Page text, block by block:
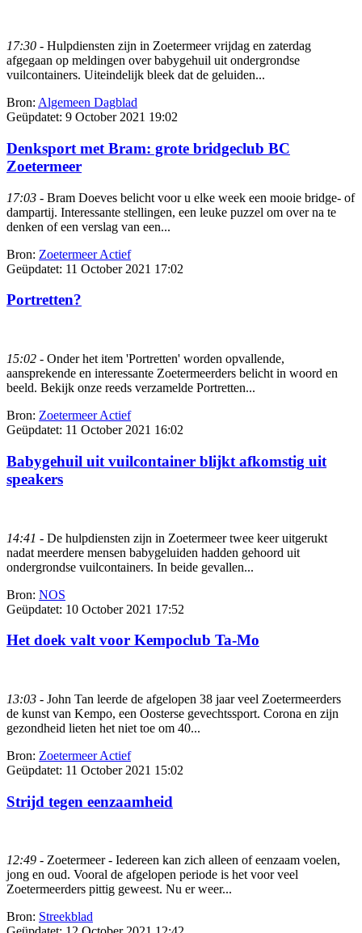
17:30 - Hulpdiensten zijn in Zoetermeer vrijdag en zaterdag
afgegaan op meldingen over babygehuil uit ondergrondse
vuilcontainers. Uiteindelijk bleek dat de geluiden...
Bron: Algemeen Dagblad
Geüpdatet: 9 October 2021 19:02
Denksport met Bram: grote bridgeclub BC
Zoetermeer
17:03 - Bram Doeves belicht voor u elke week een mooie bridge- of
dampartij. Interessante stellingen, een leuke puzzel om over na te
denken of een verslag van een...
Bron: Zoetermeer Actief
Geüpdatet: 11 October 2021 17:02
Portretten?
15:02 - Onder het item 'Portretten' worden opvallende,
aansprekende en interessante Zoetermeerders belicht in woord en
beeld. Bekijk onze reeds verzamelde Portretten...
Bron: Zoetermeer Actief
Geüpdatet: 11 October 2021 16:02
Babygehuil uit vuilcontainer blijkt afkomstig uit
speakers
14:41 - De hulpdiensten zijn in Zoetermeer twee keer uitgerukt
nadat meerdere mensen babygeluiden hadden gehoord uit
ondergrondse vuilcontainers. In beide gevallen...
Bron: NOS
Geüpdatet: 10 October 2021 17:52
Het doek valt voor Kempoclub Ta-Mo
13:03 - John Tan leerde de afgelopen 38 jaar veel Zoetermeerders
de kunst van Kempo, een Oosterse gevechtssport. Corona en zijn
gezondheid lieten het niet toe om 40...
Bron: Zoetermeer Actief
Geüpdatet: 11 October 2021 15:02
Strijd tegen eenzaamheid
12:49 - Zoetermeer - Iedereen kan zich alleen of eenzaam voelen,
jong en oud. Vooral de afgelopen periode is het voor veel
Zoetermeerders pittig geweest. Nu er weer...
Bron: Streekblad